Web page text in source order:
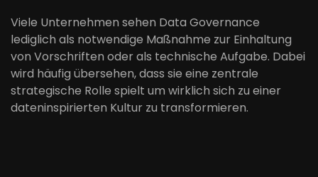
Viele Unternehmen sehen Data Governance
lediglich als notwendige Maßnahme zur Einhaltung
von Vorschriften oder als technische Aufgabe. Dabei
wird häufig übersehen, dass sie eine zentrale
strategische Rolle spielt um wirklich sich zu einer
dateninspirierten Kultur zu transformieren.